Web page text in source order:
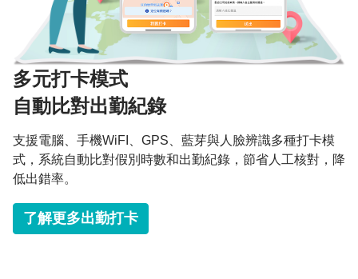
多元打卡模式
自動比對出勤紀錄
支援電腦、手機WiFI、GPS、藍芽與人臉辨識多種打卡模
式，系統自動比對假別時數和出勤紀錄，節省人工核對，降
低出錯率。
了解更多出勤打卡